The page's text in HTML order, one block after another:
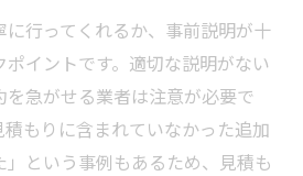
に行ってくれるか、事前説明が十
イントです。適切な説明がない
急がせる業者は注意が必要で
もりに含まれていなかった追加
という事例もあるため、見積も